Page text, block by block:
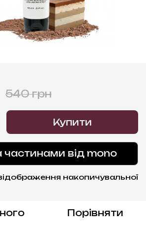
540 грн
Купити
частинами від mono
накопичувальної
Порівняти